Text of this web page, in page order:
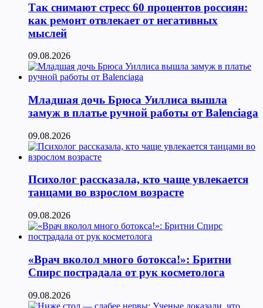
Так снимают стресс 60 процентов россиян:
как ремонт отвлекает от негативных
мыслей
09.08.2026
Младшая дочь Брюса Уиллиса вышла
замуж в платье ручной работы от Balenciaga
09.08.2026
Психолог рассказала, кто чаще увлекается
танцами во взрослом возрасте
09.08.2026
«Врач вколол много ботокса!»: Бритни
Спирс пострадала от рук косметолога
09.08.2026